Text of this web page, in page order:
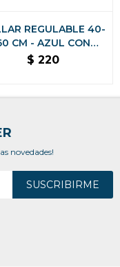
REGULABLE 40-
CM - AZUL CON
LUNARES
$ 220
novedades!
SUSCRIBIRME